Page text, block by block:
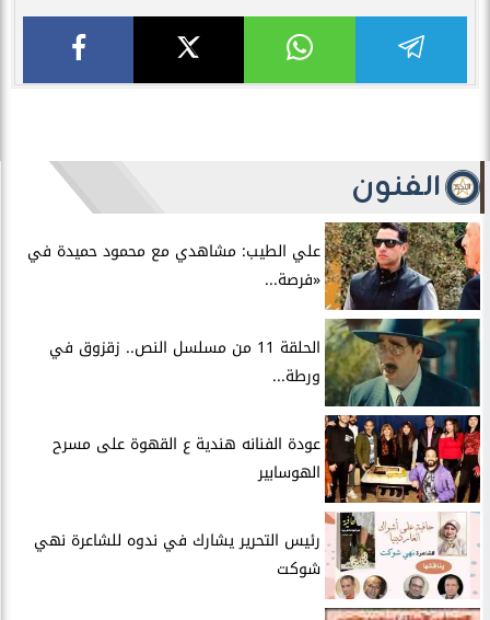
الفنون
علي الطيب: مشاهدي مع محمود حميدة في
«فرصة...
الحلقة 11 من مسلسل النص.. زقزوق في
ورطة...
عودة الفنانه هندية ع القهوة على مسرح
الهوسابير
رئيس التحرير يشارك في ندوه للشاعرة نهي
شوكت